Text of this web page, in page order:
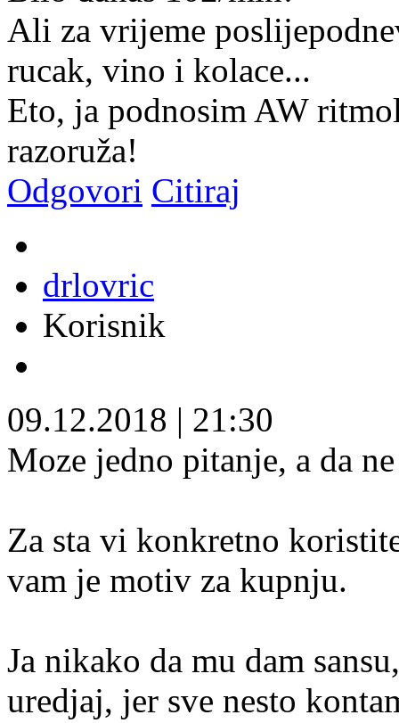
Ali za vrijeme
rucak, vino i kolace...
Eto, ja podnosim AW
razoruža!
Odgovori Citiraj
drlovric
Korisnik
09.12.2018 | 21:30
Moze jedno pitanje, a da
Za sta vi konkretno
vam je motiv za kupnju.
Ja nikako da mu dam
uredjaj, jer sve nesto